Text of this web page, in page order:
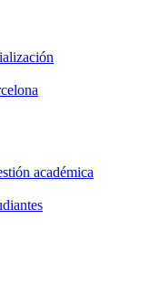
académica